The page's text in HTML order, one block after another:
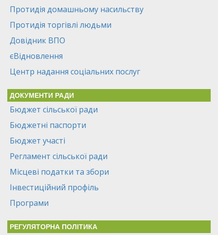
Протидія домашньому насильству
Протидія торгівлі людьми
Довідник ВПО
єВідновлення
Центр надання соціальних послуг
ДОКУМЕНТИ РАДИ
Бюджет сільської ради
Бюджетні паспорти
Бюджет участі
Регламент сільської ради
Місцеві податки та збори
Інвестиційний профіль
Програми
РЕГУЛЯТОРНА ПОЛІТИКА